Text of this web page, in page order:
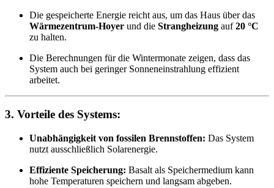
Die gespeicherte Energie reicht aus, um das Haus über das
Wärmezentrum-Hoyer und die Strangheizung auf20 °C
zu halten.
Die Berechnungen für die Wintermonate zeigen, dass das
System auch bei geringer Sonneneinstrahlung effizient
arbeitet.
3. Vorteile des Systems:
Unabhängigkeit von fossilen Brennstoffen: Das System
nutzt ausschließlich Solarenergie.
Effiziente Speicherung: Basalt als Speichermedium kann
hohe Temperaturen speichern und langsam abgeben.